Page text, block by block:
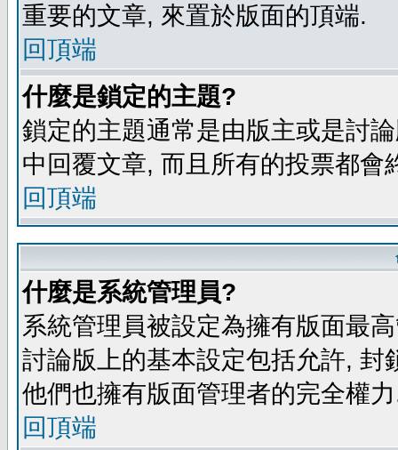
重要的文章, 來置於版面的頂端.
回頂端
什麼是鎖定的主題?
鎖定的主題通常是由版主或是討
中回覆文章, 而且所有的投票都
回頂端
什麼是系統管理員?
系統管理員被設定為擁有版面最
討論版上的基本設定包括允許,
他們也擁有版面管理者的完全權
回頂端